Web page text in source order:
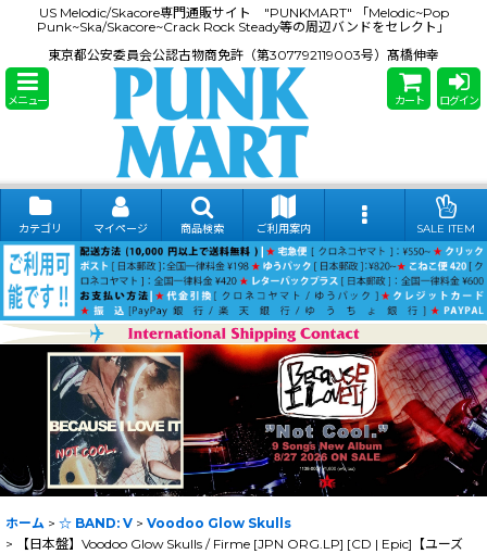
US Melodic/Skacore専門通販サイト "PUNKMART" 「Melodic~Pop
Punk~Ska/Skacore~Crack Rock Steady等の周辺バンドをセレクト」
東京都公安委員会公認古物商免許（第307792119003号）髙橋伸幸
メニュー カート ログイン
カテゴリ マイページ 商品検索 ご利用案内 SALE ITEM
ホーム > ☆ BAND: V > Voodoo Glow Skulls
>
【日本盤】Voodoo Glow Skulls ‎/ Firme [JPN ORG.LP] [CD | Epic]【ユーズ